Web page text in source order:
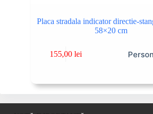
Placa stradala indicator directie-
58×20 cm
155,00lei